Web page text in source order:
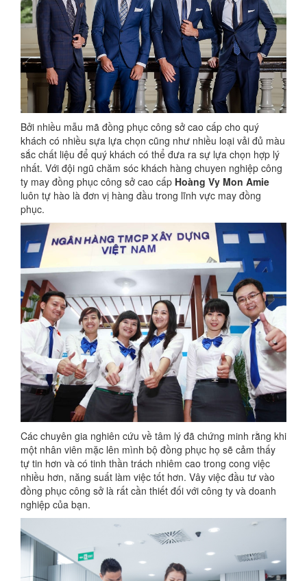
Bởi nhiều mẫu mã đồng phục công sở cao cấp cho quý
khách có nhiều sựa lựa chọn cũng như nhiều loại vải đủ màu
sắc chất liệu để quý khách có thể đưa ra sự lựa chọn hợp lý
nhất. Với đội ngũ chăm sóc khách hàng chuyen nghiệp công
ty may đồng phục công sở cao cấp Hoàng Vy Mon Amie
luôn tự hào là đơn vị hàng đầu trong lĩnh vực may đồng
phục.
Các chuyên gia nghiên cứu về tâm lý đã chứng minh rằng khi
một nhân viên mặc lên mình bộ đồng phục họ sẽ cảm thấy
tự tin hơn và có tinh thần trách nhiêm cao trong cong việc
nhiều hơn, năng suất làm việc tốt hơn. Vây việc đầu tư vào
đồng phục công sở là rất cần thiết đối với công ty và doanh
nghiệp của bạn.